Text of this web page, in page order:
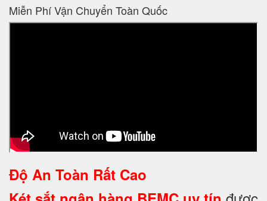
Miễn Phí Vận Chuyển Toàn Quốc
Độ An Toàn Rất Cao